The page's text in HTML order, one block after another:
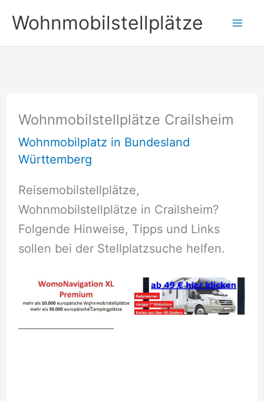
Inhalt
springen
Wohnmobilstellplätze
Wohnmobilstellplätze Crailsheim
Wohnmobilplatz in Bundesland
Württemberg
Reisemobilstellplätze,
Wohnmobilstellplätze in Crailsheim?
Folgende Hinweise, Tipps und Links
sollen bei der Stellplatzsuche helfen.